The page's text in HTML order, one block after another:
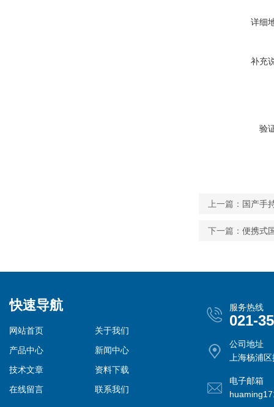
详细
补充
验
上一篇： 国产手
下一篇： 便携式
快速导航
网站首页
关于我们
产品中心
新闻中心
技术文章
资料下载
在线留言
联系我们
服务热线
021-
公司地址
上海杨浦
电子邮箱